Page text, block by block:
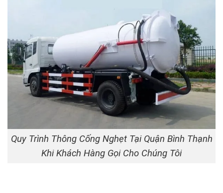
Quy Trình Thông Cống Nghẹt Tại Quận Bình Thạnh
Khi Khách Hàng Gọi Cho Chúng Tôi